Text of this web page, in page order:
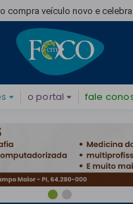
compra veículo novo e
o portal fale